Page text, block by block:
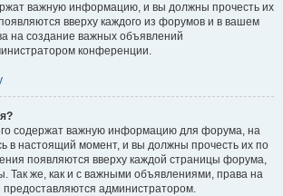
важную информацию, и вы должны прочесть их
вверху каждого из форумов и в вашем
на создание важных объявлений
конференции.
содержат важную информацию для форума, на
в настоящий момент, и вы должны прочесть их по
появляются вверху каждой страницы форума,
Так же, как и с важными объявлениями, права на
администратором.